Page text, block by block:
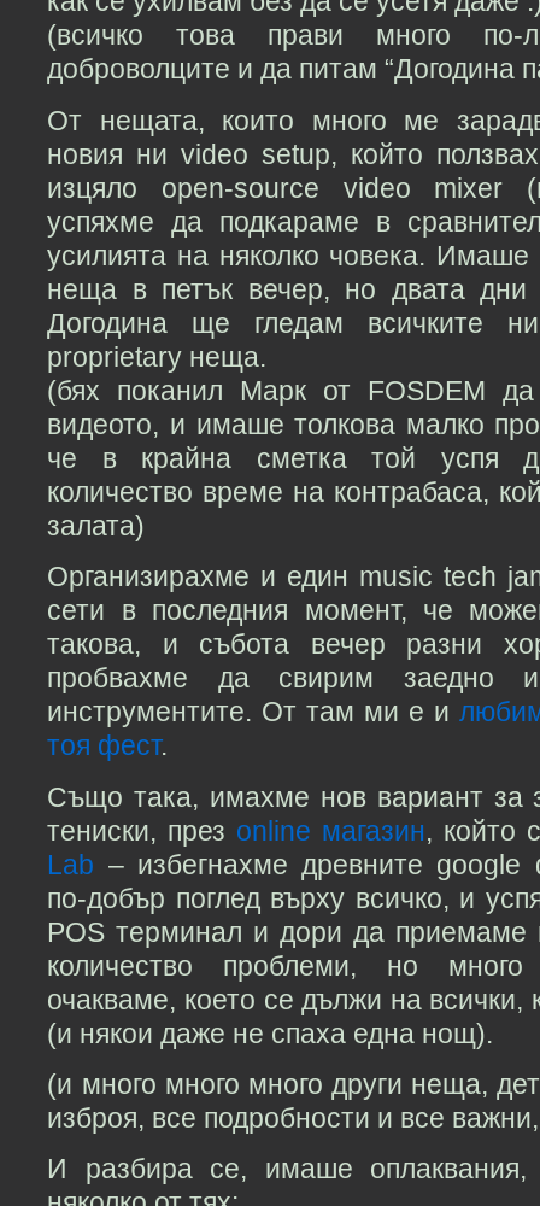
(всичко това прави много
доброволците и да питам “Догодина
От нещата, които много ме
новия ни video setup, който
изцяло open-source video
успяхме да подкараме в
усилията на няколко човека. Имаше
неща в петък вечер, но двата дни
Догодина ще гледам всичките
proprietary неща.
(бях поканил Марк от FOSDEM
видеото, и имаше толкова малко
че в крайна сметка той успя
количество време на контрабаса,
залата)
Организирахме и един music tech
сети в последния момент, че
такова, и събота вечер разни
пробвахме да свирим заедно
инструментите. От там ми е и
тоя фест.
Също така, имахме нов вариант за
тениски, през online магазин, който
Lab – избегнахме древните
по-добър поглед върху всичко, и
POS терминал и дори да приемаме
количество проблеми, но много
очакваме, което се дължи на всички,
(и някои даже не спаха една нощ).
(и много много много други неща,
изброя, все подробности и все важни,
И разбира се, имаше